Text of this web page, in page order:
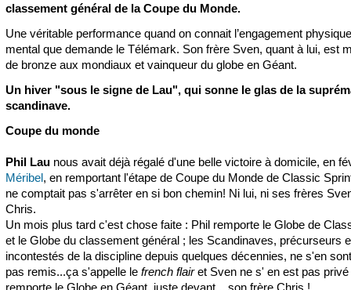
classement général de la Coupe du Monde.
Une véritable performance quand on connait l’engagement
mental que demande le Télémark. Son frère Sven, quant à lui, est
de bronze aux mondiaux et vainqueur du globe en Géant.
Un hiver "sous le signe de Lau", qui sonne le glas de la
scandinave.
Coupe du monde
Phil Lau nous avait déjà régalé d'une belle victoire à domicile, en
Méribel, en remportant l'étape de Coupe du Monde de Classic
ne comptait pas s'arrêter en si bon chemin! Ni lui, ni ses frères
Chris.
Un mois plus tard c'est chose faite : Phil remporte le Globe de
et le Globe du classement général ; les Scandinaves, précurseurs
incontestés de la discipline depuis quelques décennies, ne s'en
pas remis...ça s'appelle le french flairet Sven ne s' en est pas
remporte le Globe en Géant, juste devant ...son frère Chris !